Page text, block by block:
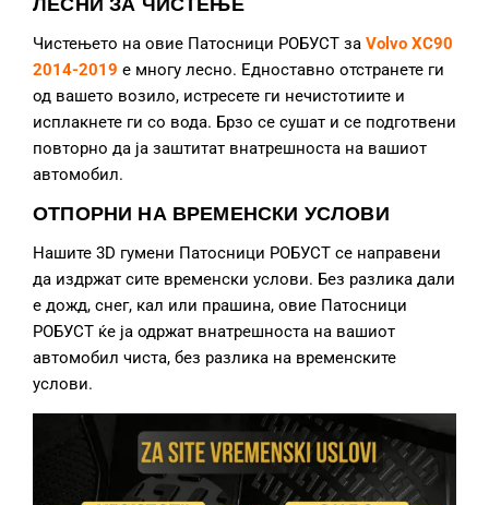
ЛЕСНИ ЗА ЧИСТЕЊЕ
Чистењето на овие Патосници РОБУСТ за Volvo XC90
2014-2019 е многу лесно. Едноставно отстранете ги
од вашето возило, истресете ги нечистотиите и
исплакнете ги со вода. Брзо се сушат и се подготвени
повторно да ја заштитат внатрешноста на вашиот
автомобил.
ОТПОРНИ НА ВРЕМЕНСКИ УСЛОВИ
Нашите 3D гумени Патосници РОБУСТ се направени
да издржат сите временски услови. Без разлика дали
е дожд, снег, кал или прашина, овие Патосници
РОБУСТ ќе ја одржат внатрешноста на вашиот
автомобил чиста, без разлика на временските
услови.